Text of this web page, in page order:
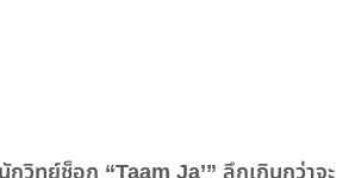
กวิทย์ช็อก “Taam Ja’” ลึกเกินกว่าจะ